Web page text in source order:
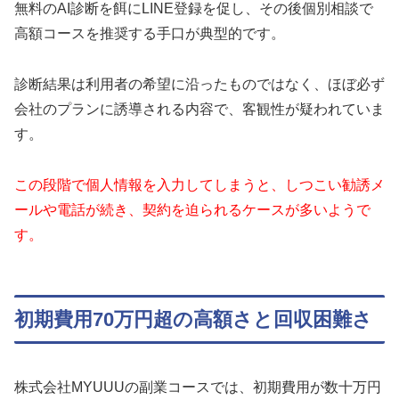
無料のAI診断を餌にLINE登録を促し、その後個別相談で
高額コースを推奨する手口が典型的です。
診断結果は利用者の希望に沿ったものではなく、ほぼ必ず
会社のプランに誘導される内容で、客観性が疑われていま
す。
この段階で個人情報を入力してしまうと、しつこい勧誘メ
ールや電話が続き、契約を迫られるケースが多いようで
す。
初期費用70万円超の高額さと回収困難さ
株式会社MYUUUの副業コースでは、初期費用が数十万円